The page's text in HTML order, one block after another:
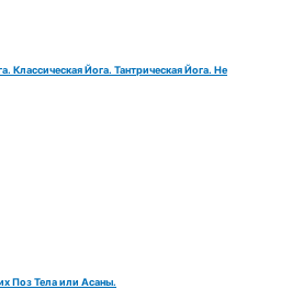
Классическая Йога. Тантрическая Йога. Не
Поз Тела или Асаны.